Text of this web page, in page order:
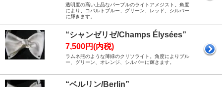
透明度の高い上品なパープルのライトアメジスト。角度
により、コバルトブルー、グリーン、レッド、シルバー
に輝きます。
“シャンゼリゼ/Champs Élysées”
7,500円(内税)
ラムネ瓶のような薄緑のクリソライト。角度によりブル
ー、グリーン、オレンジ、シルバーに輝きます。
“ベルリン/Berlin”